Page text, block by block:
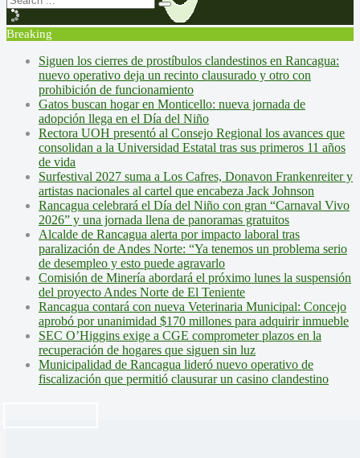
Breaking
Siguen los cierres de prostíbulos clandestinos en Rancagua:
nuevo operativo deja un recinto clausurado y otro con
prohibición de funcionamiento
Gatos buscan hogar en Monticello: nueva jornada de
adopción llega en el Día del Niño
Rectora UOH presentó al Consejo Regional los avances que
consolidan a la Universidad Estatal tras sus primeros 11 años
de vida
Surfestival 2027 suma a Los Cafres, Donavon Frankenreiter y
artistas nacionales al cartel que encabeza Jack Johnson
Rancagua celebrará el Día del Niño con gran “Carnaval Vivo
2026” y una jornada llena de panoramas gratuitos
Alcalde de Rancagua alerta por impacto laboral tras
paralización de Andes Norte: “Ya tenemos un problema serio
de desempleo y esto puede agravarlo
Comisión de Minería abordará el próximo lunes la suspensión
del proyecto Andes Norte de El Teniente
Rancagua contará con nueva Veterinaria Municipal: Concejo
aprobó por unanimidad $170 millones para adquirir inmueble
SEC O’Higgins exige a CGE comprometer plazos en la
recuperación de hogares que siguen sin luz
Municipalidad de Rancagua lideró nuevo operativo de
fiscalización que permitió clausurar un casino clandestino